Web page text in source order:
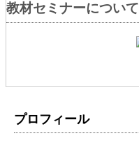
教材セミナーについて
プロフィール